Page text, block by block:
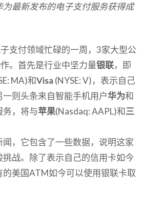
最新发布的电子支付服务获得成
支付领域忙碌的一周，3家大型公
。首先是行业中坚力量银联，即
MA)和Visa(NYSE: V)，表示自己
则头条来自智能手机用户华为和
，将与苹果(Nasdaq: AAPL)和三
，它包含了一些数据，说明这家
战。除了表示自己的信用卡如今
美国ATM如今可以使用银联卡取